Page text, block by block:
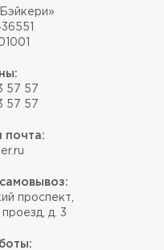
57 57
57 57
почта:
проспект,
проезд, д. 3